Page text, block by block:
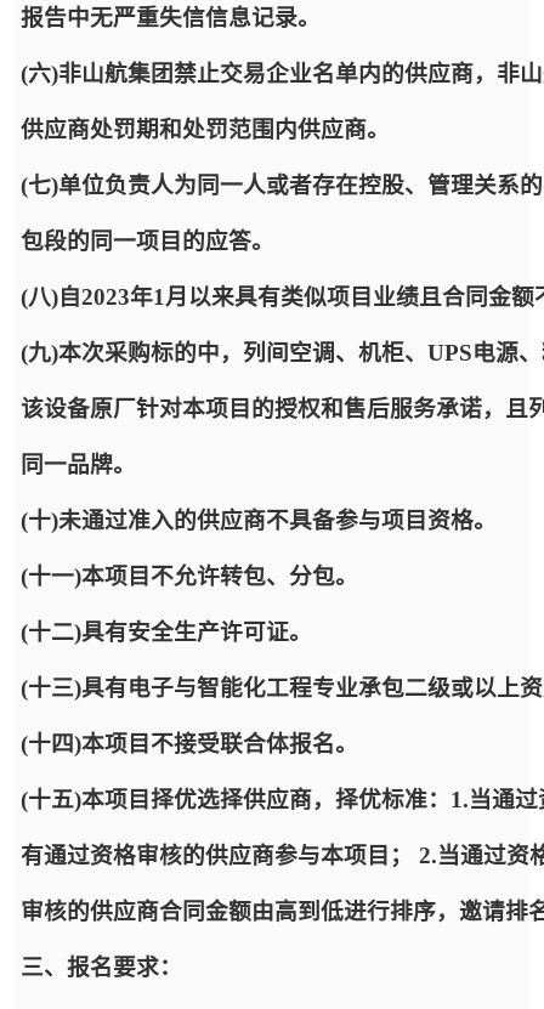
报告中无严重失信信息记录。
(六)非山航集团禁止交易企业名单内的供应商，非
供应商处罚期和处罚范围内供应商。
(七)单位负责人为同一人或者存在控股、管理关系
包段的同一项目的应答。
(八)自2023年1月以来具有类似项目业绩且合同金额
(九)本次采购标的中，列间空调、机柜、UPS电源
该设备原厂针对本项目的授权和售后服务承诺，且
同一品牌。
(十)未通过准入的供应商不具备参与项目资格。
(十一)本项目不允许转包、分包。
(十二)具有安全生产许可证。
(十三)具有电子与智能化工程专业承包二级或以上
(十四)本项目不接受联合体报名。
(十五)本项目择优选择供应商，择优标准：1.当通
有通过资格审核的供应商参与本项目； 2.当通过
审核的供应商合同金额由高到低进行排序，邀请排
三、报名要求：